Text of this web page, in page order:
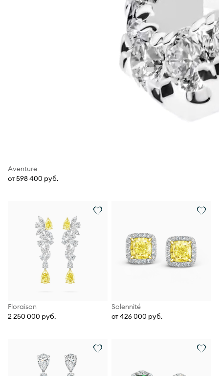
Aventure
от 598 400 руб.
Floraison
2 250 000 руб.
Solennité
от 426 000 руб.